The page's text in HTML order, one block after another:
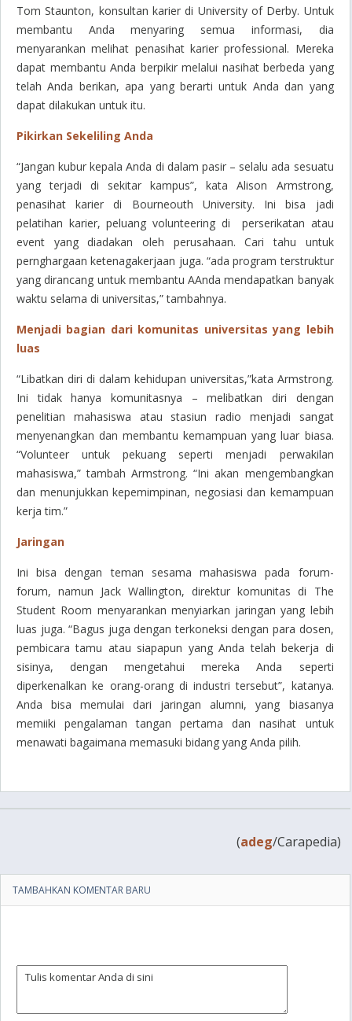
Tom Staunton, konsultan karier di University of Derby. Untuk
membantu Anda menyaring semua informasi, dia
menyarankan melihat penasihat karier professional. Mereka
dapat membantu Anda berpikir melalui nasihat berbeda yang
telah Anda berikan, apa yang berarti untuk Anda dan yang
dapat dilakukan untuk itu.
Pikirkan Sekeliling Anda
“Jangan kubur kepala Anda di dalam pasir – selalu ada sesuatu
yang terjadi di sekitar kampus”, kata Alison Armstrong,
penasihat karier di Bourneouth University. Ini bisa jadi
pelatihan karier, peluang volunteering di perserikatan atau
event yang diadakan oleh perusahaan. Cari tahu untuk
pernghargaan ketenagakerjaan juga. “ada program terstruktur
yang dirancang untuk membantu AAnda mendapatkan banyak
waktu selama di universitas,” tambahnya.
Menjadi bagian dari komunitas universitas yang lebih
luas
“Libatkan diri di dalam kehidupan universitas,”kata Armstrong.
Ini tidak hanya komunitasnya – melibatkan diri dengan
penelitian mahasiswa atau stasiun radio menjadi sangat
menyenangkan dan membantu kemampuan yang luar biasa.
“Volunteer untuk pekuang seperti menjadi perwakilan
mahasiswa,” tambah Armstrong. “Ini akan mengembangkan
dan menunjukkan kepemimpinan, negosiasi dan kemampuan
kerja tim.”
Jaringan
Ini bisa dengan teman sesama mahasiswa pada forum-
forum, namun Jack Wallington, direktur komunitas di The
Student Room menyarankan menyiarkan jaringan yang lebih
luas juga. “Bagus juga dengan terkoneksi dengan para dosen,
pembicara tamu atau siapapun yang Anda telah bekerja di
sisinya, dengan mengetahui mereka Anda seperti
diperkenalkan ke orang-orang di industri tersebut”, katanya.
Anda bisa memulai dari jaringan alumni, yang biasanya
memiiki pengalaman tangan pertama dan nasihat untuk
menawati bagaimana memasuki bidang yang Anda pilih.
(adeg/Carapedia)
TAMBAHKAN KOMENTAR BARU